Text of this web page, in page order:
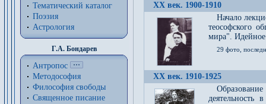
Тематический каталог
Поэзия
Астрология
Г.А. Бондарев
Антропос
Методософия
Философия cвободы
Священное писание
XX век. 1900-1910
Начало
теософского
мира". Идейное
29 фото,
XX век. 1910-1925
Образование
деятельность